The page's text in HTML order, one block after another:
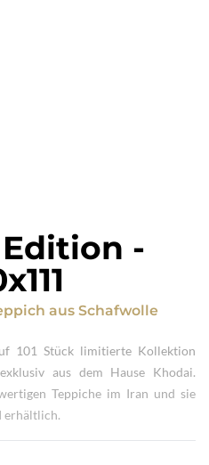
-
aus Schafwolle
101 Stück limitierte Kollektion
aus dem Hause Khodai.
Teppiche im Iran und sie
erhältlich.